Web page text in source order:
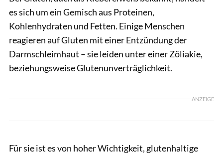
es sich um ein Gemisch aus Proteinen,
Kohlenhydraten und Fetten. Einige Menschen
reagieren auf Gluten mit einer Entzündung der
Darmschleimhaut – sie leiden unter einer Zöliakie,
beziehungsweise Glutenunverträglichkeit.
ANZEIGE
Für sie ist es von hoher Wichtigkeit, glutenhaltige